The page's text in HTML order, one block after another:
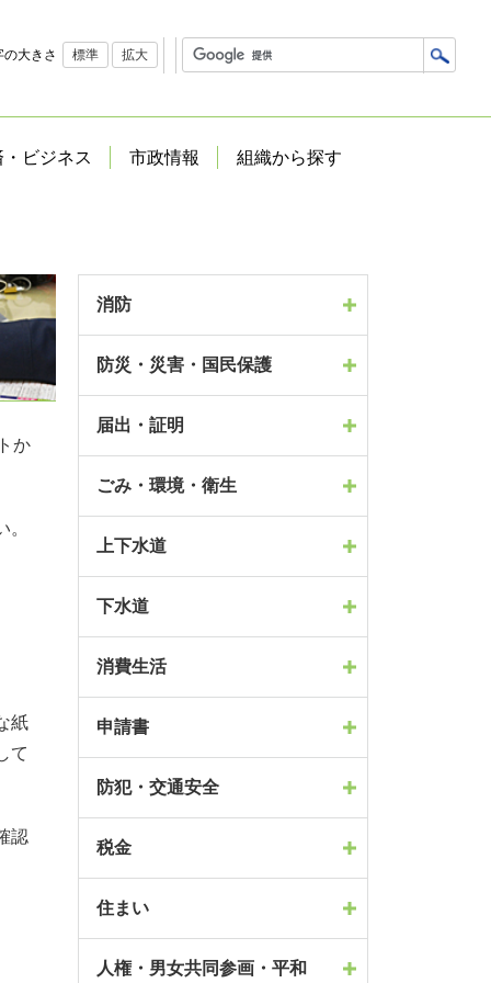
の大きさ 標準 拡大
ビジネス 市政情報 組織から探す
か
紙
て
認
消防
防災・災害・国民保護
届出・証明
ごみ・環境・衛生
上下水道
下水道
消費生活
申請書
防犯・交通安全
税金
住まい
人権・男女共同参画・平和